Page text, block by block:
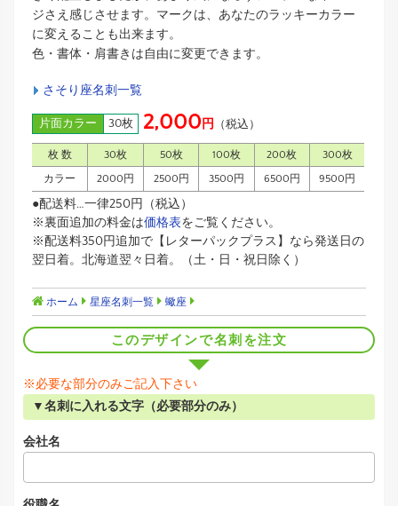
ジさえ感じさせます。マークは、あなたのラッキーカラー
に変えることも出来ます。
色・書体・肩書きは自由に変更できます。
さそり座名刺一覧
片面カラー 30枚 2,000円 （税込）
枚 数 30枚 50枚 100枚 200枚 300枚
カラー 2000円 2500円 3500円 6500円 9500円
●配送料…一律250円（税込）
※裏面追加の料金は価格表をご覧ください。
※配送料350円追加で【レターパックプラス】なら発送日の
翌日着。北海道翌々日着。（土・日・祝日除く）
ホーム 星座名刺一覧 蠍座
このデザインで名刺を注文
※必要な部分のみご記入下さい
▼名刺に入れる文字（必要部分のみ）
会社名